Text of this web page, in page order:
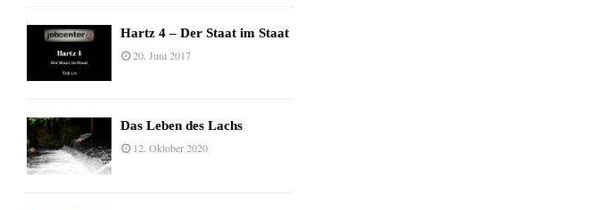
Hartz 4 – Der Staat im Staat
20. Juni 2017
Das Leben des Lachs
12. Oktober 2020